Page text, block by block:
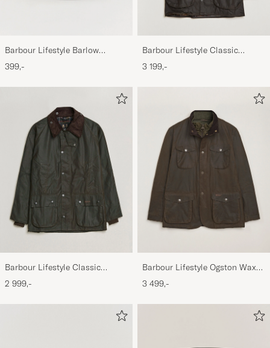
Barbour Lifestyle Barlow
Herringbone Cap Olive
399,-
Barbour Lifestyle Classic
Beaufort Jacket Olive
3 199,-
Barbour Lifestyle Classic
Bedale Jacket Olive
2 999,-
Barbour Lifestyle Ogston Waxed
Jacket Olive
3 499,-